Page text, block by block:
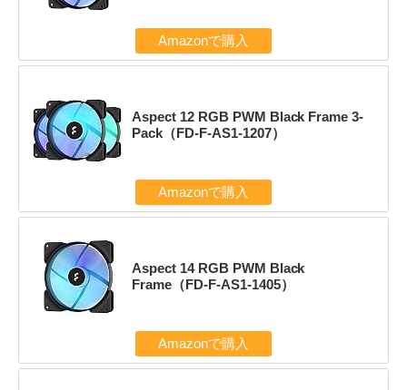
Amazonで購入
Aspect 12 RGB PWM Black Frame 3-
Pack（FD-F-AS1-1207）
Amazonで購入
Aspect 14 RGB PWM Black
Frame（FD-F-AS1-1405）
Amazonで購入